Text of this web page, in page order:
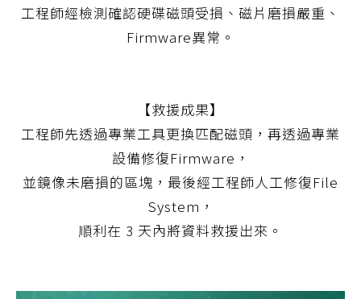
工程師經檢測確認硬碟磁頭受損、磁片磨損嚴重、
Firmware異常。
【救援成果】
工程師先透過專業工具更換匹配磁頭，再透過專業
設備修復Firmware，
並鏡像未磨損的區塊，最後經工程師人工修復File
System，
順利在 3 天內將資料救援出來。